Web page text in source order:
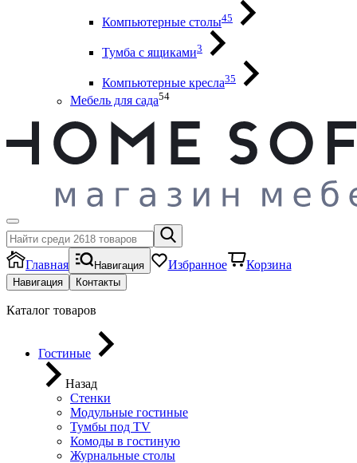
Компьютерные столы45
Тумба с ящиками3
Компьютерные кресла35
Мебель для сада54
Главная Навигация Избранное Корзина
Навигация Контакты
Каталог товаров
Гостиные
Назад
Стенки
Модульные гостиные
Тумбы под ТV
Комоды в гостиную
Журнальные столы